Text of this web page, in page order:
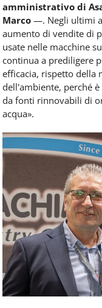
amministrativo di
Marco —. Negli ultimi
aumento di vendite di
usate nelle macchine
continua a prediligere
efficacia, rispetto della
dell'ambiente, perché
da fonti rinnovabili di
acqua».